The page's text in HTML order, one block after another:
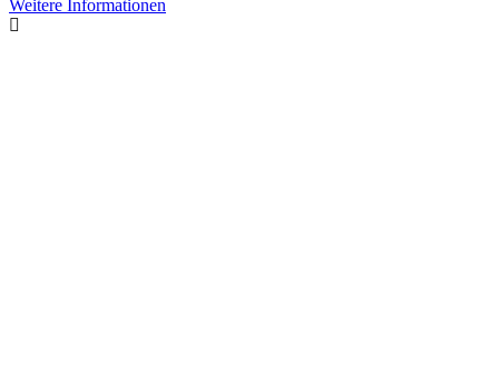
Weitere Informationen